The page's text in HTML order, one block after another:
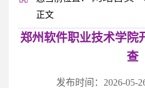
正文
郑州软件职业技术学院
查
发布时间：2026-05-